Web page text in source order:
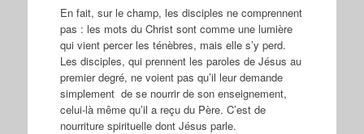
En fait, sur le champ, les disciples ne comprennent
pas : les mots du Christ sont comme une lumière
qui vient percer les ténèbres, mais elle s’y perd.
Les disciples, qui prennent les paroles de Jésus au
premier degré, ne voient pas qu’il leur demande
simplement de se nourrir de son enseignement,
celui-là même qu’il a reçu du Père. C’est de
nourriture spirituelle dont Jésus parle.